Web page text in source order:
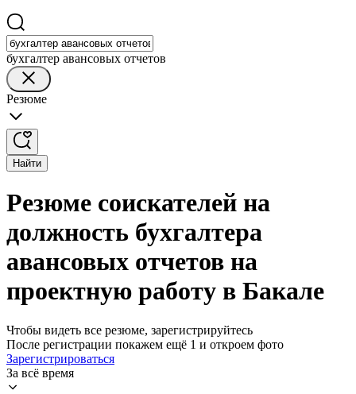
бухгалтер авансовых отчетов
Резюме
Найти
Резюме соискателей на
должность бухгалтера
авансовых отчетов на
проектную работу в Бакале
Чтобы видеть все резюме, зарегистрируйтесь
После регистрации покажем ещё 1 и откроем фото
Зарегистрироваться
За всё время